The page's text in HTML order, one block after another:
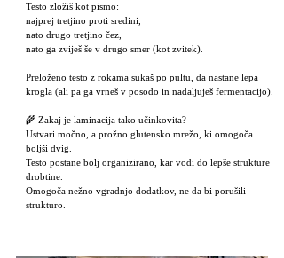
Testo zložiš kot pismo:
najprej tretjino proti sredini,
nato drugo tretjino čez,
nato ga zviješ še v drugo smer (kot zvitek).
Preloženo testo z rokama sukaš po pultu, da nastane lepa
krogla (ali pa ga vrneš v posodo in nadaljuješ fermentacijo).
🌾 Zakaj je laminacija tako učinkovita?
Ustvari močno, a prožno glutensko mrežo, ki omogoča
boljši dvig.
Testo postane bolj organizirano, kar vodi do lepše strukture
drobtine.
Omogoča nežno vgradnjo dodatkov, ne da bi porušili
strukturo.